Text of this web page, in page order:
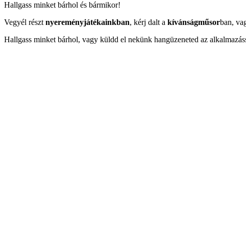
Hallgass minket bárhol és bármikor!
Vegyél részt nyereményjátékainkban, kérj dalt a kívánságműsorban,
Hallgass minket bárhol, vagy küldd el nekünk hangüzeneted az